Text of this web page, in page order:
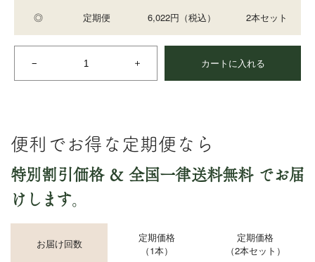
◎ 定期便 6,022円 （税込） 2本セット
カートに入れる
便利でお得な定期便なら
特別割引価格 ＆ 全国一律送料無料 でお届
けします。
お届け回数
定期価格
（1本）
定期価格
（2本セット）